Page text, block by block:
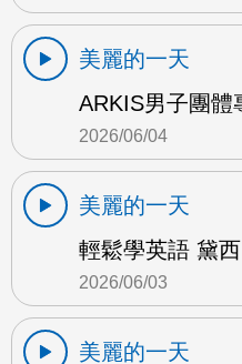
美麗的一天
ARKIS男子團體
2026/06/04
美麗的一天
輕鬆學英語 黛
2026/06/03
美麗的一天